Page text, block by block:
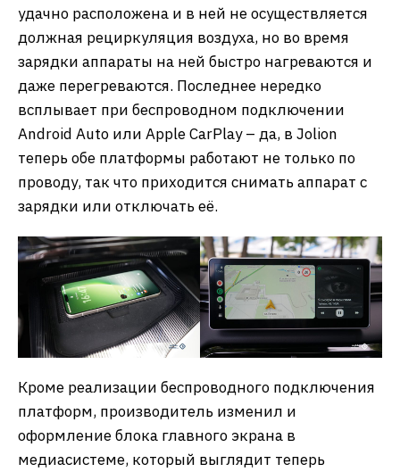
удачно расположена и в ней не осуществляется
должная рециркуляция воздуха, но во время
зарядки аппараты на ней быстро нагреваются и
даже перегреваются. Последнее нередко
всплывает при беспроводном подключении
Android Auto или Apple CarPlay – да, в Jolion
теперь обе платформы работают не только по
проводу, так что приходится снимать аппарат с
зарядки или отключать её.
Кроме реализации беспроводного подключения
платформ, производитель изменил и
оформление блока главного экрана в
медиасистеме, который выглядит теперь